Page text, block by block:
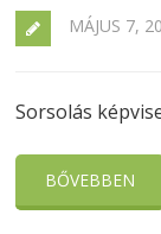
MÁJUS 7,
Sorsolás
BŐVEBBEN